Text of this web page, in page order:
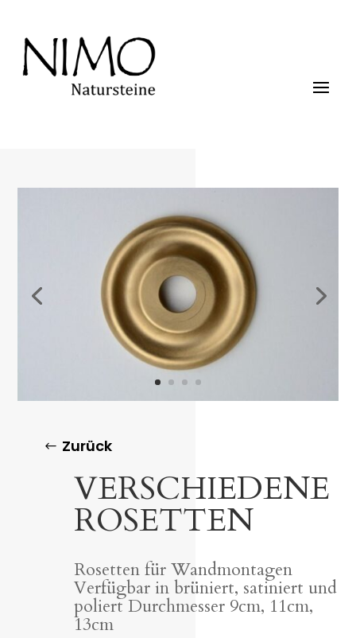
Zurück
VERSCHIEDENE
ROSETTEN
Rosetten für Wandmontagen
Verfügbar in brüniert, satiniert und
poliert Durchmesser 9cm, 11cm,
13cm